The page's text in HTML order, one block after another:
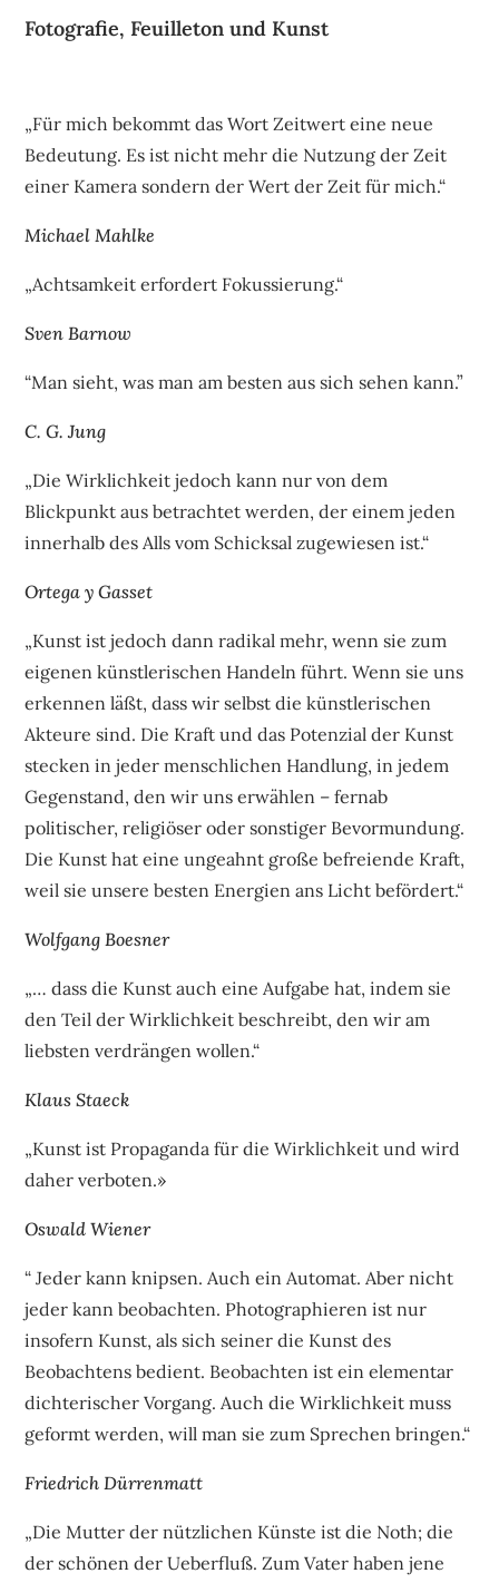
Fotografie, Feuilleton und Kunst
„Für mich bekommt das Wort Zeitwert eine neue
Bedeutung. Es ist nicht mehr die Nutzung der Zeit
einer Kamera sondern der Wert der Zeit für mich.“
Michael Mahlke
„Achtsamkeit erfordert Fokussierung.“
Sven Barnow
“Man sieht, was man am besten aus sich sehen kann.”
C. G. Jung
„Die Wirklichkeit jedoch kann nur von dem
Blickpunkt aus betrachtet werden, der einem jeden
innerhalb des Alls vom Schicksal zugewiesen ist.“
Ortega y Gasset
„Kunst ist jedoch dann radikal mehr, wenn sie zum
eigenen künstlerischen Handeln führt. Wenn sie uns
erkennen läßt, dass wir selbst die künstlerischen
Akteure sind. Die Kraft und das Potenzial der Kunst
stecken in jeder menschlichen Handlung, in jedem
Gegenstand, den wir uns erwählen – fernab
politischer, religiöser oder sonstiger Bevormundung.
Die Kunst hat eine ungeahnt große befreiende Kraft,
weil sie unsere besten Energien ans Licht befördert.“
Wolfgang Boesner
„… dass die Kunst auch eine Aufgabe hat, indem sie
den Teil der Wirklichkeit beschreibt, den wir am
liebsten verdrängen wollen.“
Klaus Staeck
„Kunst ist Propaganda für die Wirklichkeit und wird
daher verboten.»
Oswald Wiener
“ Jeder kann knipsen. Auch ein Automat. Aber nicht
jeder kann beobachten. Photographieren ist nur
insofern Kunst, als sich seiner die Kunst des
Beobachtens bedient. Beobachten ist ein elementar
dichterischer Vorgang. Auch die Wirklichkeit muss
geformt werden, will man sie zum Sprechen bringen.“
Friedrich Dürrenmatt
„Die Mutter der nützlichen Künste ist die Noth; die
der schönen der Ueberfluß. Zum Vater haben jene